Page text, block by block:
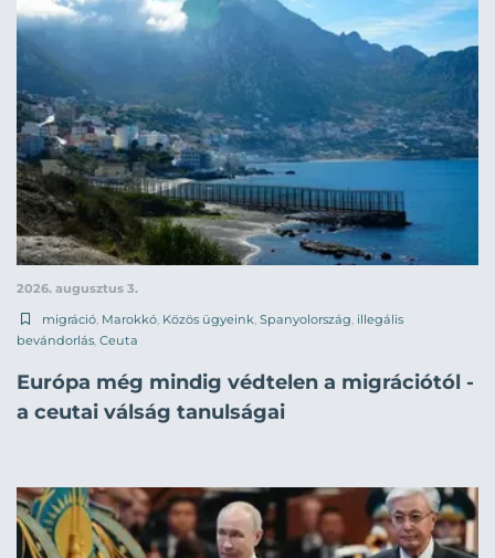
2026. augusztus 3.
migráció Marokkó Közös ügyeink Spanyolország illegális
bevándorlás Ceuta
Európa még mindig védtelen a migrációtól -
a ceutai válság tanulságai